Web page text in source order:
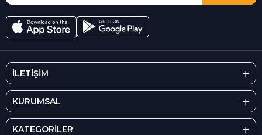
İLETİŞİM
KURUMSAL
KATEGORİLER